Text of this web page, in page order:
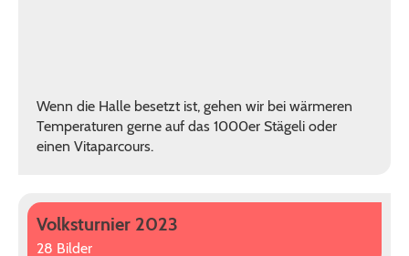
Wenn die Halle besetzt ist, gehen wir bei wärmeren
Temperaturen gerne auf das 1000er Stägeli oder
einen Vitaparcours.
Volksturnier 2023
28 Bilder